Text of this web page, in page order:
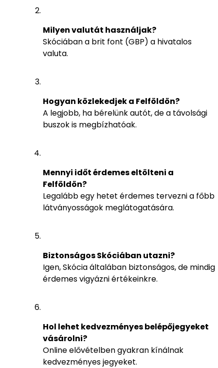
Milyen valutát használjak?
Skóciában a brit font (GBP) a hivatalos
valuta.
Hogyan közlekedjek a Felföldön?
A legjobb, ha bérelünk autót, de a távolsági
buszok is megbízhatóak.
Mennyi időt érdemes eltölteni a
Felföldön?
Legalább egy hetet érdemes tervezni a főbb
látványosságok meglátogatására.
Biztonságos Skóciában utazni?
Igen, Skócia általában biztonságos, de mindig
érdemes vigyázni értékeinkre.
Hol lehet kedvezményes belépőjegyeket
vásárolni?
Online elővételben gyakran kínálnak
kedvezményes jegyeket.